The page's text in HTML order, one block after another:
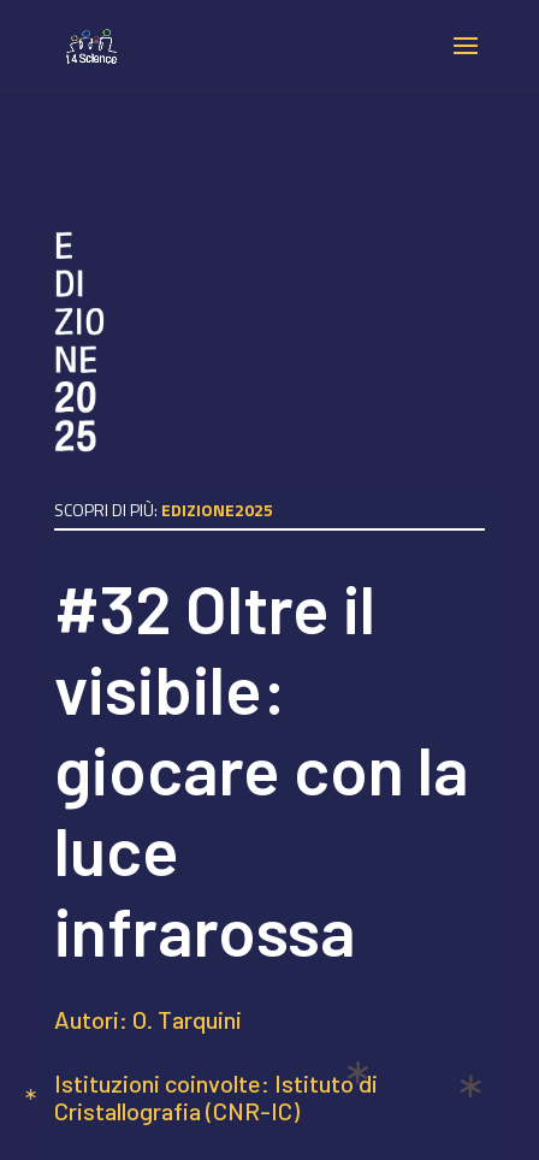
SCOPRI DI PIÙ: EDIZIONE2025
#32 Oltre il
visibile:
giocare con la
luce
infrarossa
Autori: O. Tarquini
Istituzioni coinvolte: Istituto di
Cristallografia (CNR-IC)